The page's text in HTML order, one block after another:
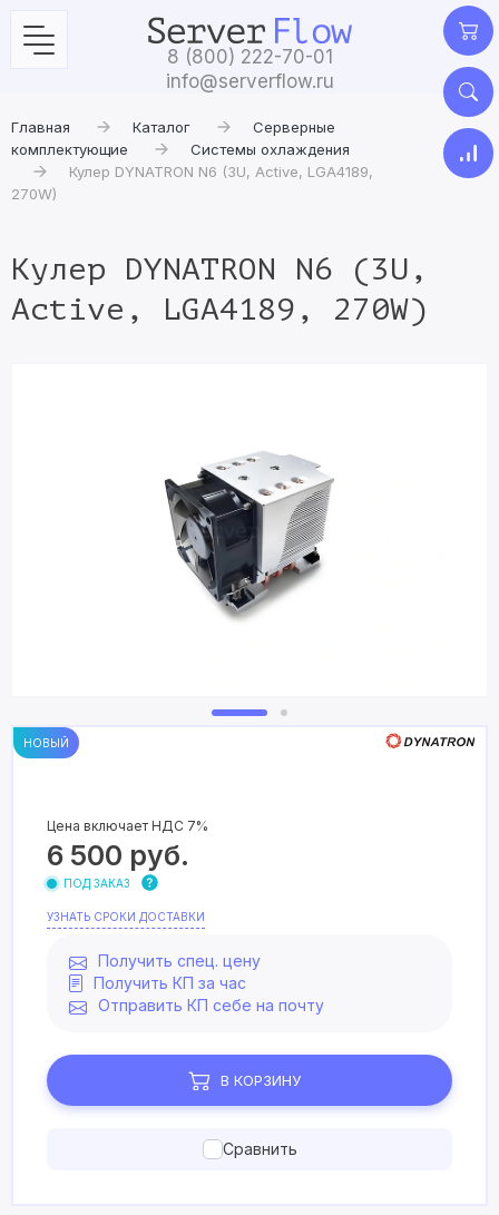
8 (800) 222-70-01
info@serverflow.ru
Главная Каталог
Серверные
комплектующие
Системы охлаждения
Кулер DYNATRON N6 (3U, Active, LGA4189,
270W)
Кулер DYNATRON N6 (3U,
Active, LGA4189, 270W)
НОВЫЙ
Цена включает НДС 7%
6 500 руб.
ПОД ЗАКАЗ
УЗНАТЬ СРОКИ ДОСТАВКИ
Получить спец. цену
Получить КП за час
Отправить КП себе на почту
В КОРЗИНУ
Сравнить